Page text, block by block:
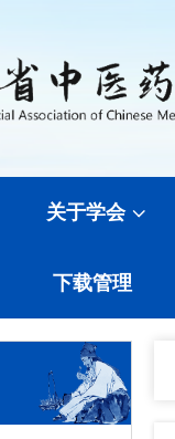
关于学会
下载管理